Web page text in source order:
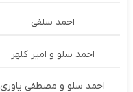
احمد سلفی
احمد سلو و امیر کلهر
احمد سلو و مصطفی یاوری